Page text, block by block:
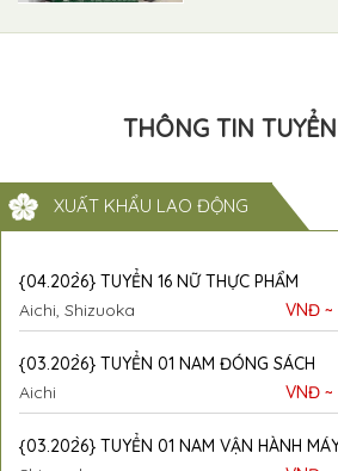
THÔNG TIN
XUẤT KHẨU LAO ĐỘNG
{04.202̀6} TUYỂN 16 NỮ THỰC PHẨM
Aichi, Shizuoka
VNĐ ~
{03.202̀6} TUYỂN 01 NAM ĐÓNG SÁCH
Aichi
VNĐ ~
{03.202̀6} TUYỂN 01 NAM VẬN HÀNH